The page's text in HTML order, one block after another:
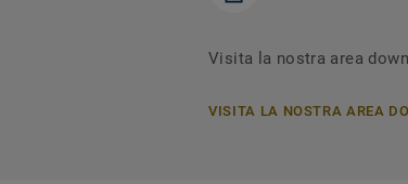
Visita la nostra area
VISITA LA NOSTRA AREA